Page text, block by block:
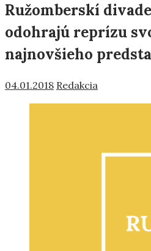
Ružomberskí
odohrajú reprízu
najnovšieho
04.01.2018 Redakcia